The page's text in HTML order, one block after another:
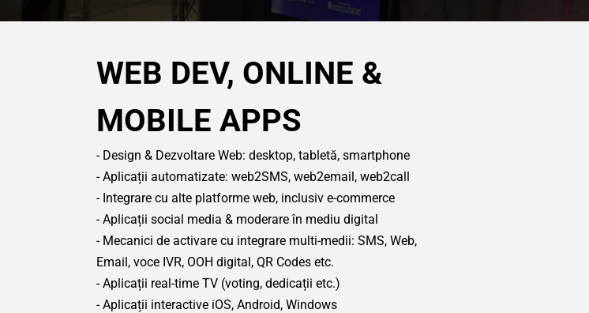
WEB DEV, ONLINE &
MOBILE APPS
- Design & Dezvoltare Web: desktop, tabletă, smartphone
- Aplicații automatizate: web2SMS, web2email, web2call
- Integrare cu alte platforme web, inclusiv e-commerce
- Aplicații social media & moderare în mediu digital
- Mecanici de activare cu integrare multi-medii: SMS, Web,
Email, voce IVR, OOH digital, QR Codes etc.
- Aplicații real-time TV (voting, dedicații etc.)
- Aplicații interactive iOS, Android, Windows